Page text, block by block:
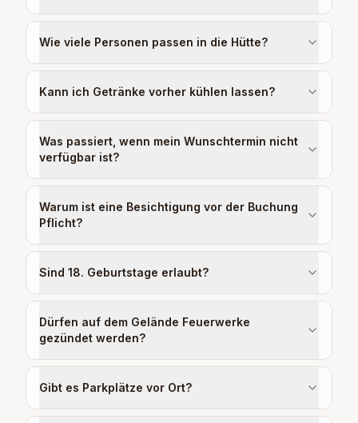
Wie viele Personen passen in die Hütte?
Kann ich Getränke vorher kühlen lassen?
Was passiert, wenn mein Wunschtermin nicht
verfügbar ist?
Warum ist eine Besichtigung vor der Buchung
Pflicht?
Sind 18. Geburtstage erlaubt?
Dürfen auf dem Gelände Feuerwerke
gezündet werden?
Gibt es Parkplätze vor Ort?